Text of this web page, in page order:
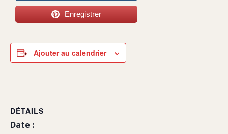
Enregistrer
Ajouter au calendrier
DÉTAILS
Date :